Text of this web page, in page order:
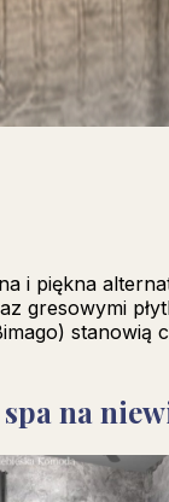
i piękna
gresowymi
stanowią
na